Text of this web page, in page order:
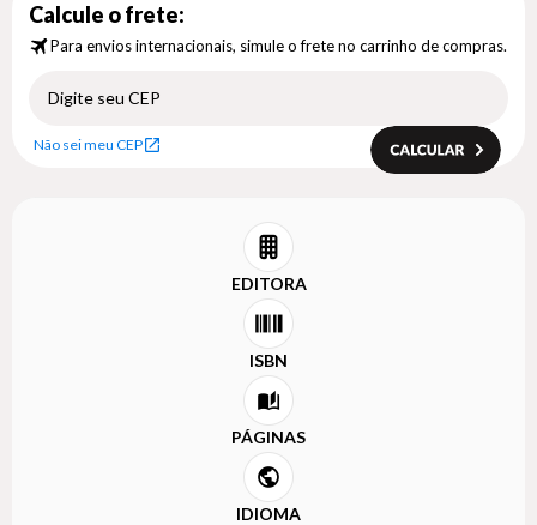
Calcule o frete:
Para envios internacionais, simule o frete no carrinho de compras.
Não sei meu CEP
EDITORA
ISBN
PÁGINAS
IDIOMA